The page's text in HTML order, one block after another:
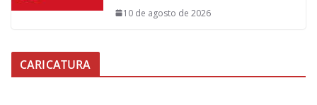
10 de agosto de 2026
CARICATURA